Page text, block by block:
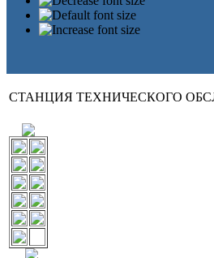
СТАНЦИЯ ТЕХНИЧЕСКОГО